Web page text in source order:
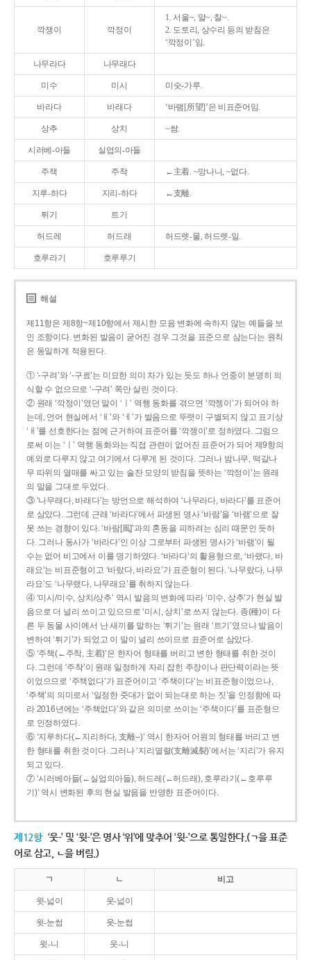
깍쟁이 깍정이
1. 서울~, 알~, 찰~.
2. 도토리, 상수리 등의 받침은
‘깍정이’임.
나무라다 나무래다
미수 미시 미숫-가루.
바라다 바래다 ‘바램[所望]’은 비표준어임.
상추 상치 ~쌈.
시러베-아들 실업의-아들
주책 주착 ←主着. ~망나니, ~없다.
지루-하다 지리-하다 ←支離.
튀기 트기
허드레 허드래 허드렛-물, 허드렛-일.
호루라기 호루루기
해설
제11항은 제8항~제10항에서 제시한 모음 변화에 속하지 않는 예들을 보
인 조항이다. 변화된 발음이 굳어진 경우 그것을 표준으로 삼는다는 원칙
은 동일하게 적용된다.
① ‘-구려’와 ‘-구료’는 미묘한 의미 차가 있는 듯도 하나 언중이 분명히 의
식할 수 없으므로 ‘-구려’ 쪽만 살린 것이다.
② 원래 ‘깍정이’였던 말이 ‘ㅣ’ 역행 동화를 겪으면 ‘깍젱이’가 되어야 하
는데, 언어 현실에서 ‘ㅐ’와 ‘ㅔ’가 발음으로 뚜렷이 구별되지 않고 표기상
‘ㅐ’를 선호한다는 점에 근거하여 표준어를 ‘깍쟁이’로 정하였다. 그럼으
로써 이는 ‘ㅣ’ 역행 동화와는 직접 관련이 없어진 표준어가 되어 제9항의
예외로 다루지 않고 여기에서 다루게 된 것이다. 그러나 밤나무, 떡갈나
무 따위의 열매를 싸고 있는 술잔 모양의 받침을 뜻하는 ‘깍정이’는 원래
의 말을 그대로 두었다.
③ ‘나무래다, 바래다’는 방언으로 해석하여 ‘나무라다, 바라다’를 표준어
로 삼았다. 그런데 근래 ‘바라다’에서 파생된 명사 ‘바람’을 ‘바램’으로 잘
못 쓰는 경향이 있다. ‘바람[風]’과의 혼동을 피하려는 심리 때문인 듯하
다. 그러나 동사가 ‘바라다’인 이상 그로부터 파생된 명사가 ‘바램’이 될
수는 없어 비고에서 이를 명기하였다. ‘바라다’의 활용형으로, ‘바랬다, 바
래요’는 비표준형이고 ‘바랐다, 바라요’가 표준형이 된다. ‘나무랐다, 나무
라요’도 ‘나무랬다, 나무래요’를 취하지 않는다.
④ ‘미시/미수, 상치/상추’ 역시 발음의 변화에 따라 ‘미수, 상추’가 현실 발
음으로 더 널리 쓰이고 있으므로 ‘미시, 상치’로 쓰지 않는다. 종(種)이 다
른 두 동물 사이에서 난 새끼를 말하는 ‘튀기’는 원래 ‘트기’였으나 발음이
변하여 ‘튀기’가 되었고 이 말이 널리 쓰이므로 표준어로 삼았다.
⑤ ‘주책(←주착, 主着)’은 한자어 형태를 버리고 변한 형태를 취한 것이
다. 그런데 ‘주착’이 원래 일정하게 자리 잡힌 주장이나 판단력이라는 뜻
이었으므로 ‘주책없다’가 표준어이고 ‘주책이다’는 비표준형이었으나,
‘주책’의 의미로서 ‘일정한 줏대가 없이 되는대로 하는 짓’을 인정함에 따
라 2016년에는 ‘주책없다’와 같은 의미로 쓰이는 ‘주책이다’를 표준형으
로 인정하였다.
⑥ ‘지루하다(←지리하다, 支離--)’ 역시 한자어 어원의 형태를 버리고 변
한 형태를 취한 것이다. 그러나 ‘지리멸렬(支離滅裂)’에서는 ‘지리’가 유지
되고 있다.
⑦ ‘시러베아들(←실업의아들), 허드레(←허드래), 호루라기(←호루루
기)’ 역시 변화된 후의 현실 발음을 반영한 표준어이다.
제12항 ‘웃-’ 및 ‘윗-’은 명사 ‘위’에 맞추어 ‘윗-’으로 통일한다.(ㄱ을 표준
어로 삼고, ㄴ을 버림.)
ㄱ ㄴ 비고
윗-넓이 웃-넓이
윗-눈썹 웃-눈썹
윗-니 웃-니